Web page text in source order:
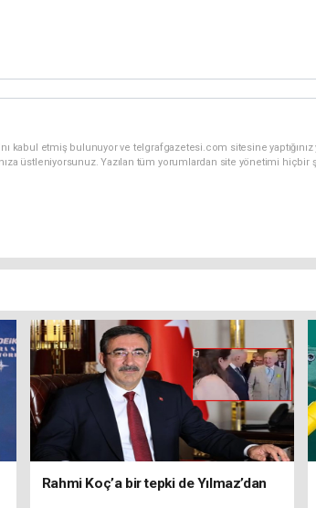
kabul etmiş bulunuyor ve telgrafgazetesi.com sitesine
üstleniyorsunuz. Yazılan tüm yorumlardan site yönetimi
Rahmi Koç’a bir tepki de Yılmaz’dan